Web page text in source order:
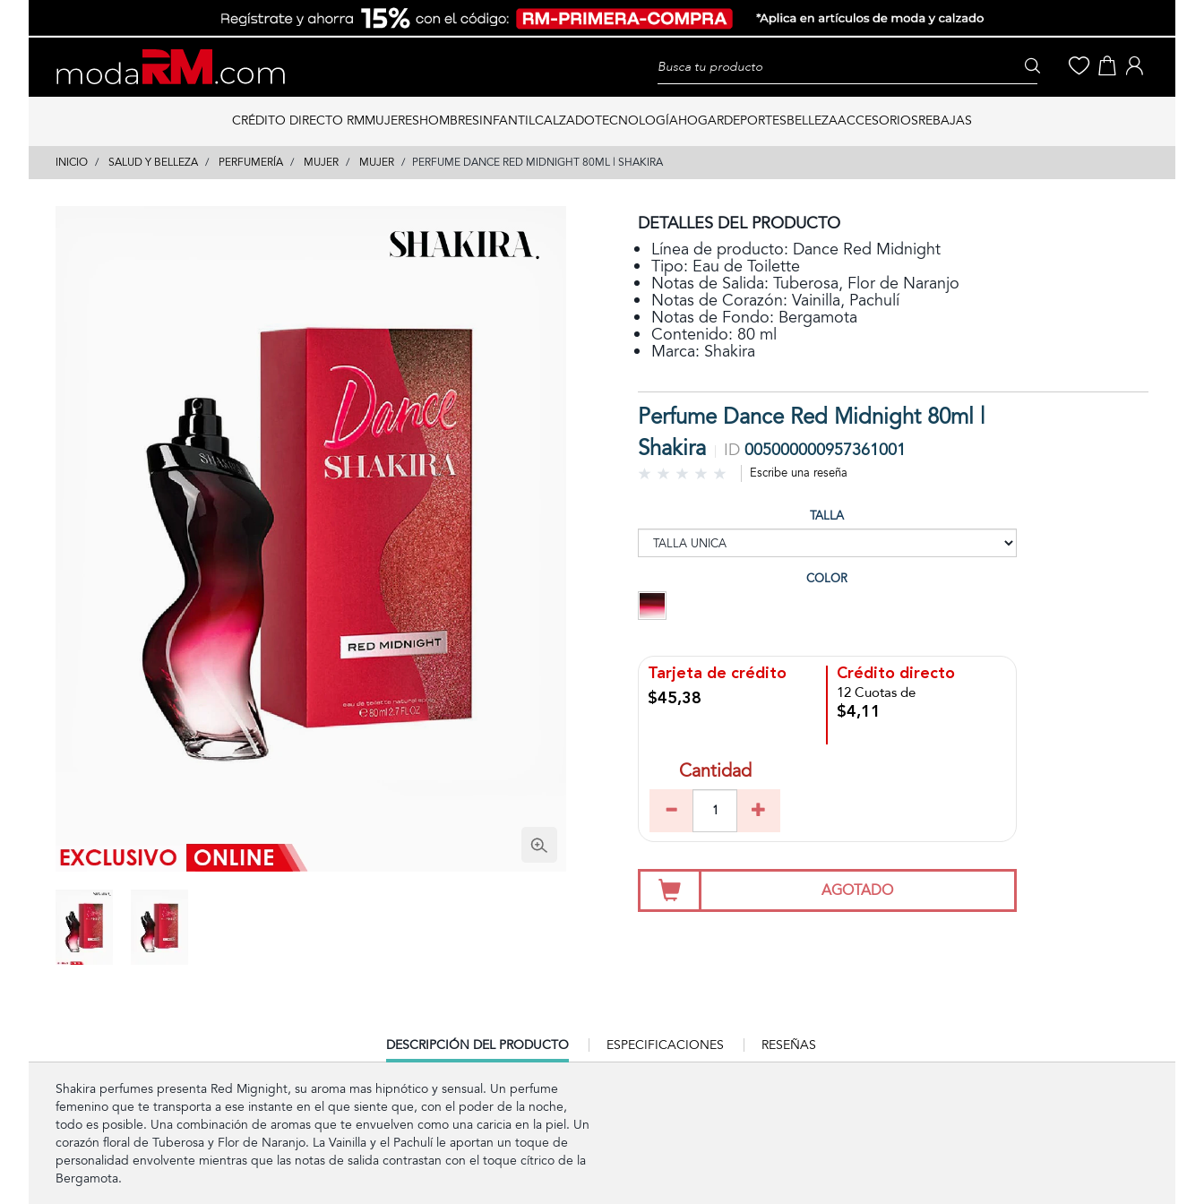
content
navigation
CRÉDITO DIRECTO RMMUJERESHOMBRESINFANTILCALZADOTECNOLOGÍAHOGARDEPORTESBELLEZAACCESORIOSREBAJAS
INICIO SALUD Y BELLEZA PERFUMERÍA MUJER MUJER PERFUME DANCE RED MIDNIGHT 80ML | SHAKIRA
DETALLES DEL PRODUCTO
Línea de producto: Dance Red Midnight
Tipo: Eau de Toilette
Notas de Salida: Tuberosa, Flor de Naranjo
Notas de Corazón: Vainilla, Pachulí
Notas de Fondo: Bergamota
Contenido: 80 ml
Marca: Shakira
Perfume Dance Red Midnight 80ml |
Shakira
ID 005000000957361001
Escribe una reseña
TALLA
COLOR
Tarjeta de crédito
$45,38
Crédito directo
12 Cuotas de
$4,11
Cantidad
AGOTADO
CURRENT
TAB:
DESCRIPCIÓN DEL PRODUCTO ESPECIFICACIONES RESEÑAS
Shakira perfumes presenta Red Mignight, su aroma mas hipnótico y sensual. Un perfume
femenino que te transporta a ese instante en el que siente que, con el poder de la noche,
todo es posible. Una combinación de aromas que te envuelven como una caricia en la piel. Un
corazón floral de Tuberosa y Flor de Naranjo. La Vainilla y el Pachulí le aportan un toque de
personalidad envolvente mientras que las notas de salida contrastan con el toque cítrico de la
Bergamota.